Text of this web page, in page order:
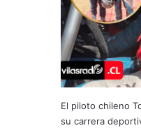
El piloto chileno
su carrera